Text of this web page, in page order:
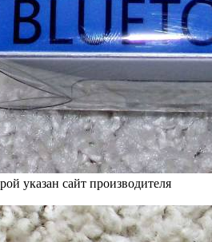
указан сайт производителя